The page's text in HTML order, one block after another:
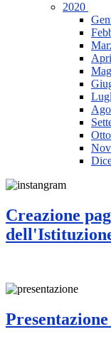
2020
Creazione